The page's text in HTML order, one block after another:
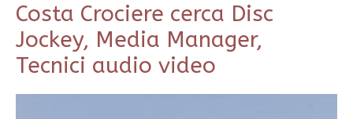
Costa Crociere cerca Disc
Jockey, Media Manager,
Tecnici audio video